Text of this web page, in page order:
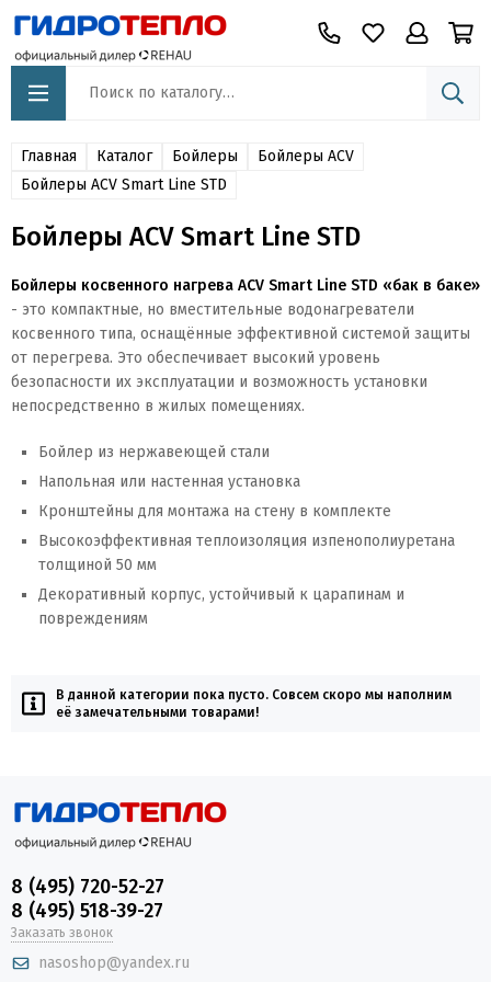
Главная Каталог Бойлеры
Бойлеры ACV
Бойлеры ACV Smart Line STD
Бойлеры ACV Smart Line STD
Бойлеры косвенного нагрева ACV Smart Line STD «бак в баке»
- это компактные, но вместительные водонагреватели
косвенного типа, оснащённые эффективной системой защиты
от перегрева. Это обеспечивает высокий уровень
безопасности их эксплуатации и возможность установки
непосредственно в жилых помещениях.
Бойлер из нержавеющей стали
Напольная или настенная установка
Кронштейны для монтажа на стену в комплекте
Высокоэффективная теплоизоляция изпенополиуретана
толщиной 50 мм
Декоративный корпус, устойчивый к царапинам и
повреждениям
В данной категории пока пусто. Совсем скоро мы наполним
её замечательными товарами!
8 (495) 720-52-27
8 (495) 518-39-27
Заказать звонок
nasoshop@yandex.ru